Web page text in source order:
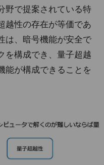
野で提案されている特
越性の存在が等価であ
は、暗号機能が安全で
を構成でき、量子超越
能が構成できることを